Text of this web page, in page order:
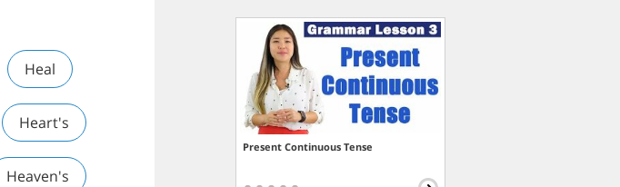
Heal
Heart's
Heaven's
Present Continuous Tense